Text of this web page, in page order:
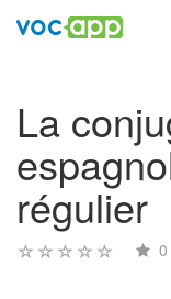
La
régulier
0